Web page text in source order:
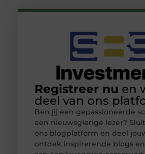
Registreer nu en
deel van ons
Ben jij een gepassioneerde
een nieuwsgierige lezer?
ons blogplatform en deel
ontdek inspirerende blogs